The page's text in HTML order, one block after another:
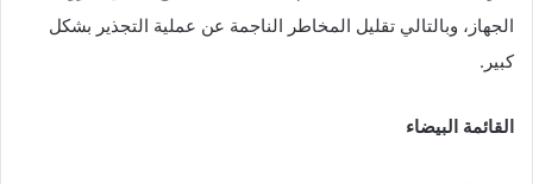
الجهاز، وبالتالي تقليل المخاطر الناجمة عن عملية التجذير بشكل
كبير.
القائمة البيضاء